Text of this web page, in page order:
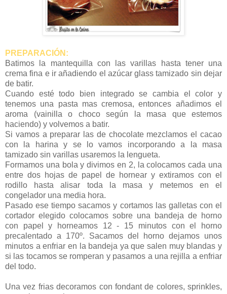
PREPARACIÓN:
Batimos la mantequilla con las varillas hasta tener una
crema fina e ir añadiendo el azúcar glass tamizado sin dejar
de batir.
Cuando esté todo bien integrado se cambia el color y
tenemos una pasta mas cremosa, entonces añadimos el
aroma (vainilla o choco según la masa que estemos
haciendo) y volvemos a batir.
Si vamos a preparar las de chocolate mezclamos el cacao
con la harina y se lo vamos incorporando a la masa
tamizado sin varillas usaremos la lengueta.
Formamos una bola y divimos en 2, la colocamos cada una
entre dos hojas de papel de hornear y extiramos con el
rodillo hasta alisar toda la masa y metemos en el
congelador una media hora.
Pasado ese tiempo sacamos y cortamos las galletas con el
cortador elegido colocamos sobre una bandeja de horno
con papel y horneamos 12 - 15 minutos con el horno
precalentado a 170º. Sacamos del horno dejamos unos
minutos a enfriar en la bandeja ya que salen muy blandas y
si las tocamos se romperan y pasamos a una rejilla a enfriar
del todo.
Una vez frias decoramos con fondant de colores, sprinkles,